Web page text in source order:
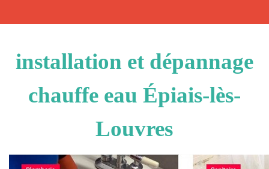
installation et dépannage
chauffe eau Épiais-lès-
Louvres